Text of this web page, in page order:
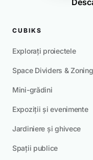
CUBIKS
Explorați proiectele
Space Dividers & Zoning
Mini-grădini
Expoziții și evenimente
Jardiniere și ghivece
Spații publice